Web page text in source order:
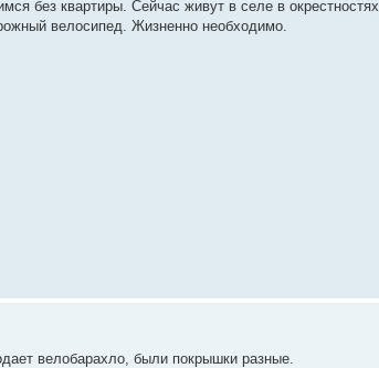
без квартиры. Сейчас живут в селе в окрестностях
велосипед. Жизненно необходимо.
велобарахло, были покрышки разные.